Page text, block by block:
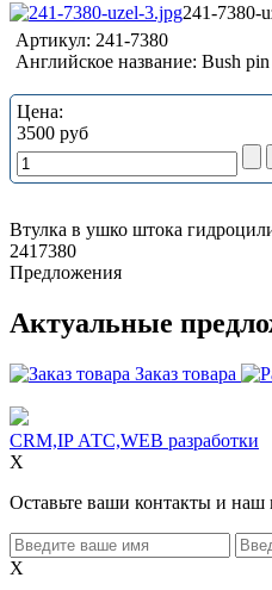
241-7380-
Артикул: 241-7380
Английское название: Bush
Цена:
3500 руб
Втулка в ушко штока
2417380
Предложения
Актуальные
Заказ товара
CRM,IP АТС,WEB разработки
X
Оставьте ваши контакты и наш
X